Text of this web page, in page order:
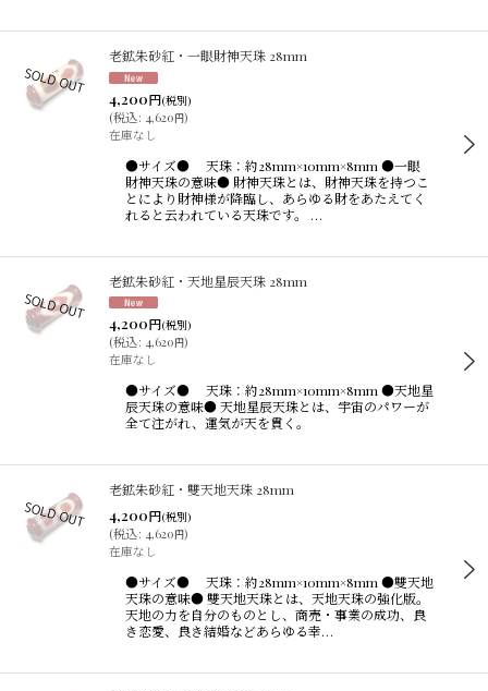
老鉱朱砂紅・一眼財神天珠 28mm
4,200円(税別)
(税込: 4,620円)
在庫なし
●サイズ● 天珠：約28mm×10mm×8mm ●一眼
財神天珠の意味● 財神天珠とは、財神天珠を持つこ
とにより財神様が降臨し、あらゆる財をあたえてく
れると云われている天珠です。 …
老鉱朱砂紅・天地星辰天珠 28mm
4,200円(税別)
(税込: 4,620円)
在庫なし
●サイズ● 天珠：約28mm×10mm×8mm ●天地星
辰天珠の意味● 天地星辰天珠とは、宇宙のパワーが
全て注がれ、運気が天を貫く。
老鉱朱砂紅・雙天地天珠 28mm
4,200円(税別)
(税込: 4,620円)
在庫なし
●サイズ● 天珠：約28mm×10mm×8mm ●雙天地
天珠の意味● 雙天地天珠とは、天地天珠の強化版。
天地の力を自分のものとし、商売・事業の成功、良
き恋愛、良き結婚などあらゆる幸…